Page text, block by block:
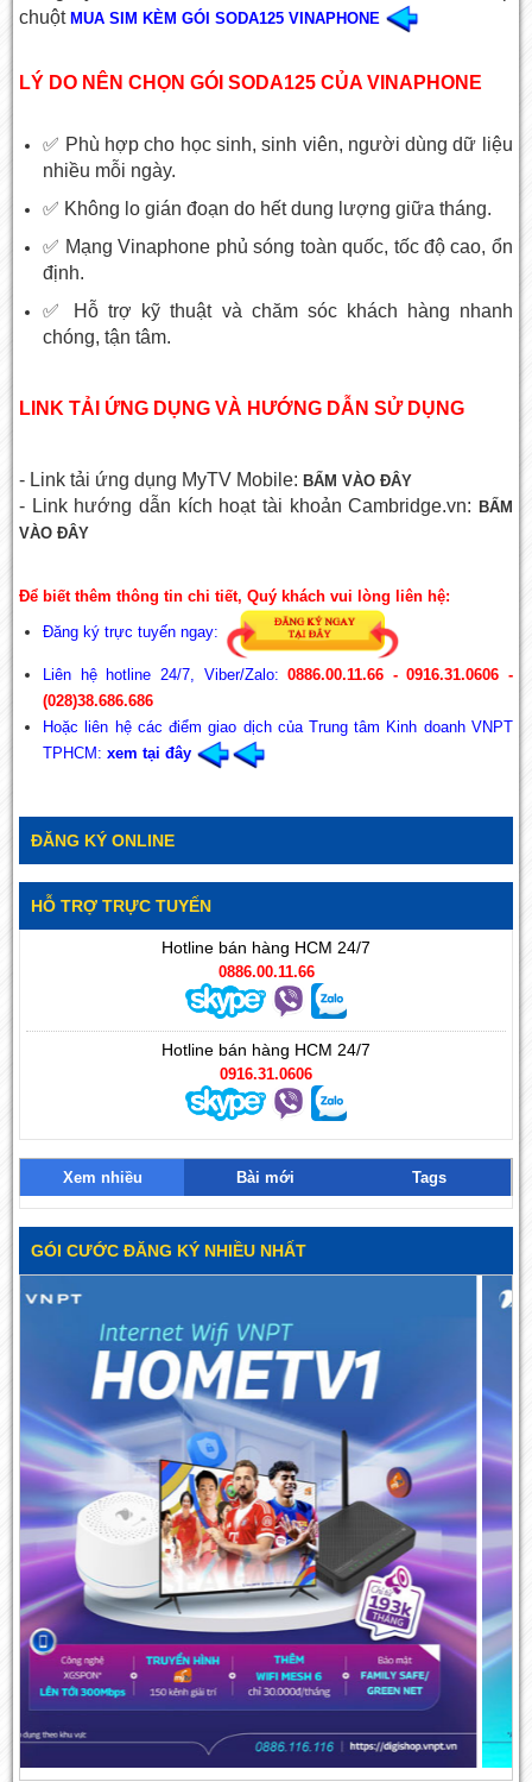
chuộtMUA SIM KÈM GÓI SODA125 VINAPHONE
LÝ DO NÊN CHỌN GÓI SODA125 CỦA VINAPHONE
✅ Phù hợp cho học sinh, sinh viên, người dùng dữ liệu
nhiều mỗi ngày.
✅ Không lo gián đoạn do hết dung lượng giữa tháng.
✅ Mạng Vinaphone phủ sóng toàn quốc, tốc độ cao, ổn
định.
✅ Hỗ trợ kỹ thuật và chăm sóc khách hàng nhanh
chóng, tận tâm.
LINK TẢI ỨNG DỤNG VÀ HƯỚNG DẪN SỬ DỤNG
- Link tải ứng dụng MyTV Mobile:BẤM VÀO ĐÂY
- Link hướng dẫn kích hoạt tài khoản Cambridge.vn: BẤM
VÀO ĐÂY
Để biết thêm thông tin chi tiết, Quý khách vui lòng liên hệ:
Đăng ký trực tuyến ngay:
Liên hệ hotline 24/7, Viber/Zalo:0886.00.11.66 - 0916.31.0606 -
(028)38.686.686
Hoặc liên hệ các điểm giao dịch của Trung tâm Kinh doanh VNPT
TPHCM:xem tại đây
ĐĂNG KÝ ONLINE
HỖ TRỢ TRỰC TUYẾN
Hotline bán hàng HCM 24/7
0886.00.11.66
Hotline bán hàng HCM 24/7
0916.31.0606
Xem nhiều Bài mới Tags
GÓI CƯỚC ĐĂNG KÝ NHIỀU NHẤT